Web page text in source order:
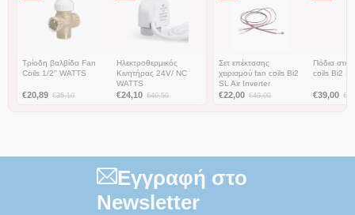
Τρίοδη βαλβίδα Fan
Coils 1/2'' WATTS
€20,89 €35,10
Ηλεκτροθερμικός
Κινητήρας 24V/ NC
WATTS
€24,10 €40,50
Σετ επέκτασης
χειρισμού fan coils Bi2
SL Air Inverter
€22,00 €49,00
Πόδια
coils Bi2
€39,00 €
Εγγραφή στο
Newsletter